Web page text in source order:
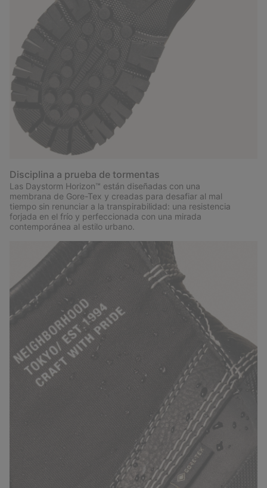
Disciplina a prueba de tormentas
Las Daystorm Horizon™ están diseñadas con una
membrana de Gore-Tex y creadas para desafiar al mal
tiempo sin renunciar a la transpirabilidad: una resistencia
forjada en el frío y perfeccionada con una mirada
contemporánea al estilo urbano.